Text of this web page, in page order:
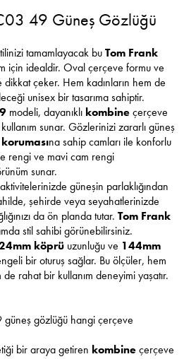
49 Güneş Gözlüğü
tamamlayacak buTom Frank
için idealdir. Oval çerçeve formu ve
dikkat çeker. Hem kadınların hem de
unisex bir tasarıma sahiptir.
modeli, dayanıklı kombineçerçeve
sunar. Gözlerinizi zararlı güneş
na sahip camları ile konforlu
rengi ve mavi cam rengi
sunar.
güneşin parlaklığından
şehirde veya seyahatlerinizde
da ön planda tutar.Tom Frank
stil sahibi görünebilirsiniz.
köprü uzunluğu ve 144mm
bir oturuş sağlar. Bu ölçüler, hem
rahat bir kullanım deneyimi yaşatır.
gözlüğü hangi çerçeve
bir araya getiren kombineçerçeve